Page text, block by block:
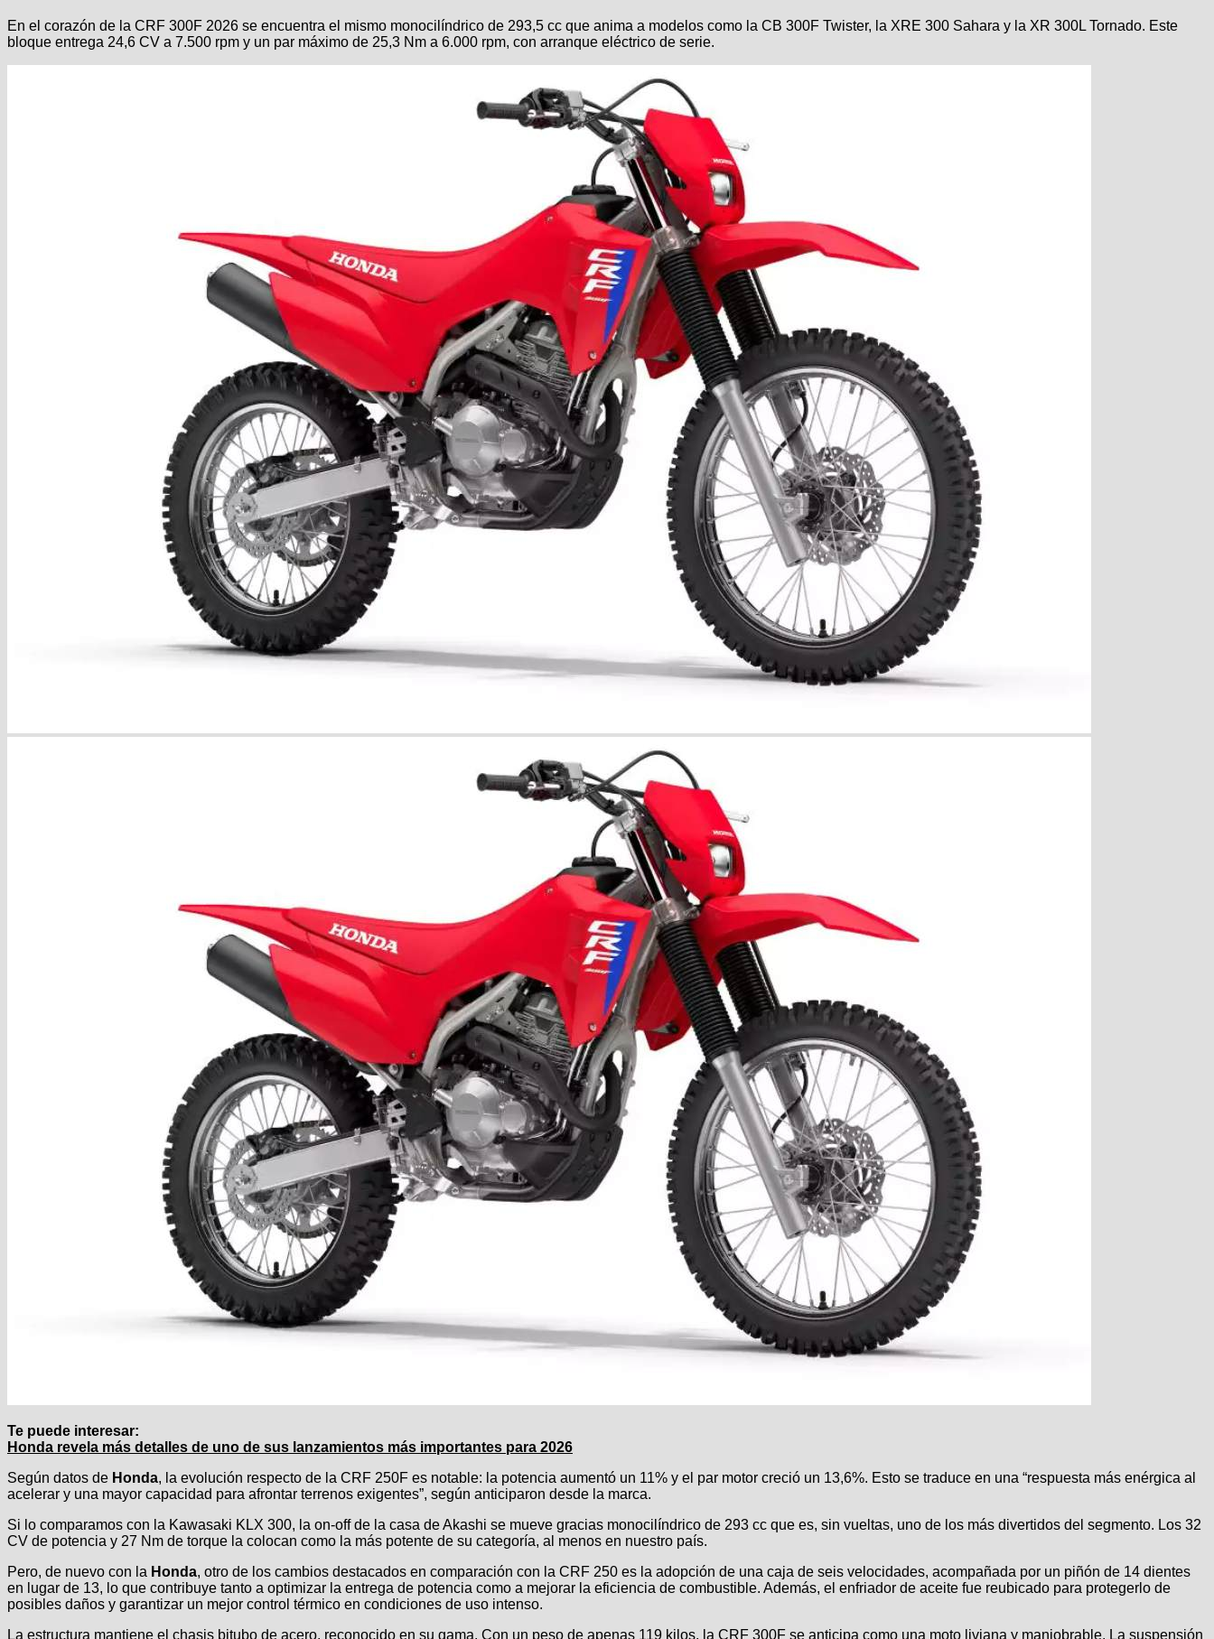
En el corazón de la CRF 300F 2026 se encuentra el mismo monocilíndrico de 293,5 cc que anima a modelos como la CB 300F Twister, la XRE 300 Sahara y la XR 300L Tornado. Este
bloque entrega 24,6 CV a 7.500 rpm y un par máximo de 25,3 Nm a 6.000 rpm, con arranque eléctrico de serie.
Te puede interesar:
Honda revela más detalles de uno de sus lanzamientos más importantes para 2026
Según datos de Honda, la evolución respecto de la CRF 250F es notable: la potencia aumentó un 11% y el par motor creció un 13,6%. Esto se traduce en una “respuesta más enérgica al
acelerar y una mayor capacidad para afrontar terrenos exigentes”, según anticiparon desde la marca.
Si lo comparamos con la Kawasaki KLX 300, la on-off de la casa de Akashi se mueve gracias monocilíndrico de 293 cc que es, sin vueltas, uno de los más divertidos del segmento. Los 32
CV de potencia y 27 Nm de torque la colocan como la más potente de su categoría, al menos en nuestro país.
Pero, de nuevo con la Honda, otro de los cambios destacados en comparación con la CRF 250 es la adopción de una caja de seis velocidades, acompañada por un piñón de 14 dientes
en lugar de 13, lo que contribuye tanto a optimizar la entrega de potencia como a mejorar la eficiencia de combustible. Además, el enfriador de aceite fue reubicado para protegerlo de
posibles daños y garantizar un mejor control térmico en condiciones de uso intenso.
La estructura mantiene el chasis bitubo de acero, reconocido en su gama. Con un peso de apenas 119 kilos, la CRF 300F se anticipa como una moto liviana y maniobrable. La suspensión